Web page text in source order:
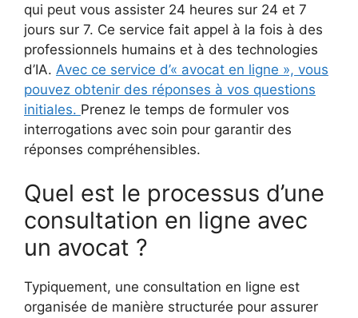
qui peut vous assister 24 heures sur 24 et 7
jours sur 7. Ce service fait appel à la fois à des
professionnels humains et à des technologies
d’IA. Avec ce service d’« avocat en ligne », vous
pouvez obtenir des réponses à vos questions
initiales. Prenez le temps de formuler vos
interrogations avec soin pour garantir des
réponses compréhensibles.
Quel est le processus d’une
consultation en ligne avec
un avocat ?
Typiquement, une consultation en ligne est
organisée de manière structurée pour assurer